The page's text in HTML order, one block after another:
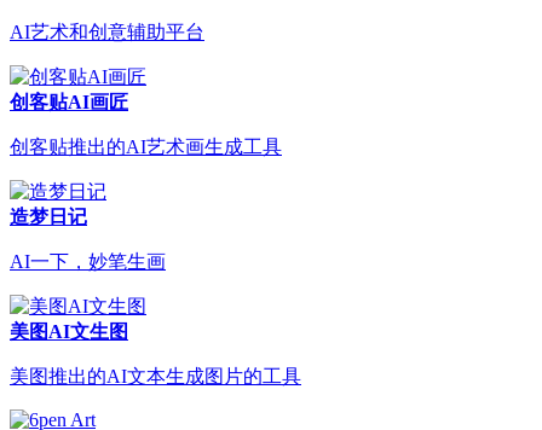
AI艺术和创意辅助平台
创客贴AI画匠
创客贴推出的AI艺术画生成工具
造梦日记
AI一下，妙笔生画
美图AI文生图
美图推出的AI文本生成图片的工具